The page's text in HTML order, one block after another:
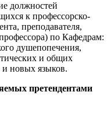
должностей
к профессорско-
преподавателя,
по Кафедрам:
душепопечения,
и общих
новых языков.
претендентами